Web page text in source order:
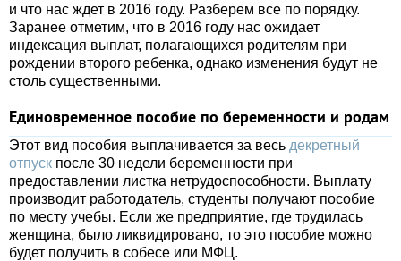
и что нас ждет в 2016 году. Разберем все по порядку.
Заранее отметим, что в 2016 году нас ожидает
индексация выплат, полагающихся родителям при
рождении второго ребенка, однако изменения будут не
столь существенными.
Единовременное пособие по беременности и родам
Этот вид пособия выплачивается за весь декретный
отпуск после 30 недели беременности при
предоставлении листка нетрудоспособности. Выплату
производит работодатель, студенты получают пособие
по месту учебы. Если же предприятие, где трудилась
женщина, было ликвидировано, то это пособие можно
будет получить в собесе или МФЦ.